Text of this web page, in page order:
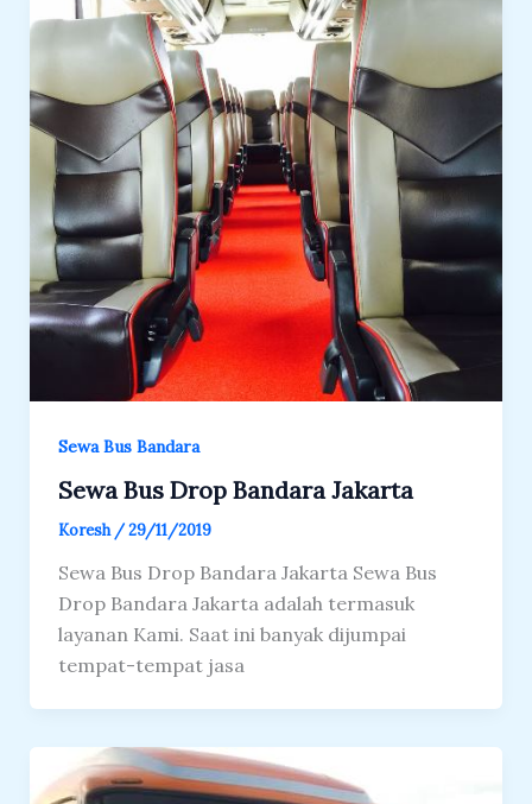
Sewa Bus Bandara
Sewa Bus Drop Bandara Jakarta
Koresh/29/11/2019
Sewa Bus Drop Bandara Jakarta Sewa Bus
Drop Bandara Jakarta adalah termasuk
layanan Kami. Saat ini banyak dijumpai
tempat-tempat jasa